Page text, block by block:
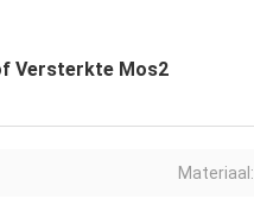
Versterkte Mos2
Materiaal: